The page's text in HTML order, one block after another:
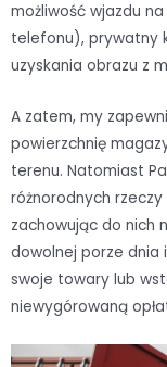
możliwość wjazdu
telefonu), prywatny
uzyskania obrazu z
A zatem, my
powierzchnię
terenu. Natomiast
różnorodnych
zachowując do nich
dowolnej porze dnia
swoje towary lub
niewygórowaną